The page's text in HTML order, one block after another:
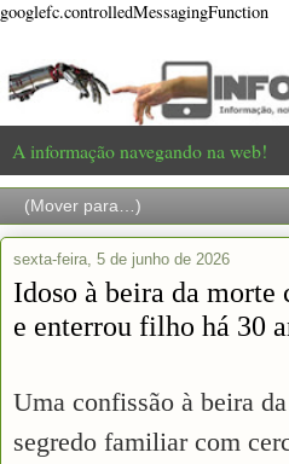
googlefc.controlledMessagingFunction
A informação navegando na web!
sexta-feira, 5 de junho de 2026
Idoso à beira da morte
e enterrou filho há 30
Uma confissão à beira
segredo familiar com